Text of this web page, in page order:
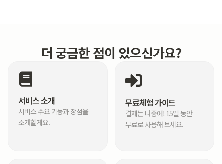
더 궁금한 점이 있으신가요?
서비스 소개
서비스 주요 기능과 장점을
소개할게요.
무료체험 가이드
결제는 나중에! 15일 동안
무료로 사용해 보세요.